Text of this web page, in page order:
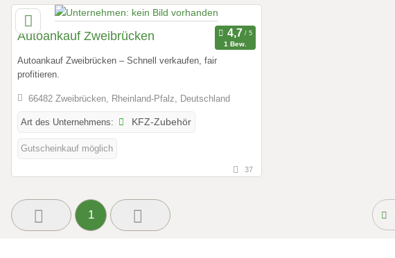
Autoankauf Zweibrücken
1 Bew.
Autoankauf Zweibrücken – Schnell verkaufen, fair
profitieren.
66482 Zweibrücken, Rheinland-Pfalz, Deutschland
Art des Unternehmens: KFZ-Zubehör
Gutscheinkauf möglich
37
1